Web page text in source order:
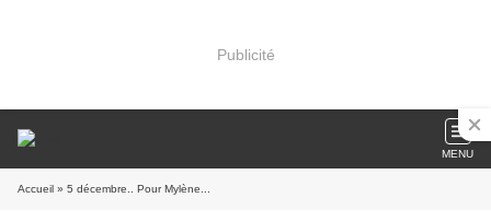
Publicité
MENU
Accueil » 5 décembre.. Pour Mylène...